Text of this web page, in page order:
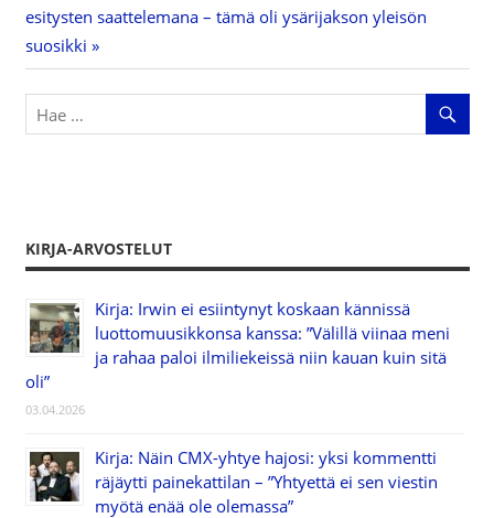
Post:
esitysten saattelemana – tämä oli ysärijakson yleisön
suosikki
KIRJA-ARVOSTELUT
Kirja: Irwin ei esiintynyt koskaan kännissä
luottomuusikkonsa kanssa: ”Välillä viinaa meni
ja rahaa paloi ilmiliekeissä niin kauan kuin sitä
oli”
03.04.2026
Kirja: Näin CMX-yhtye hajosi: yksi kommentti
räjäytti painekattilan – ”Yhtyettä ei sen viestin
myötä enää ole olemassa”